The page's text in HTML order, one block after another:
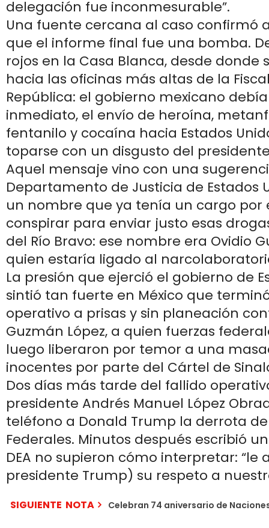
delegación fue inconmesurable”.
Una fuente cercana al caso confirmó
que el informe final fue una bomba.
rojos en la Casa Blanca, desde donde
hacia las oficinas más altas de la
República: el gobierno mexicano
inmediato, el envío de heroína,
fentanilo y cocaína hacia Estados
toparse con un disgusto del
Aquel mensaje vino con una
Departamento de Justicia de Estados
un nombre que ya tenía un cargo por
conspirar para enviar justo esas
del Río Bravo: ese nombre era Ovidio
quien estaría ligado al
La presión que ejerció el gobierno de
sintió tan fuerte en México que
operativo a prisas y sin planeación
Guzmán López, a quien fuerzas
luego liberaron por temor a una
inocentes por parte del Cártel de
Dos días más tarde del fallido
presidente Andrés Manuel López
teléfono a Donald Trump la derrota de
Federales. Minutos después escribió
DEA no supieron cómo interpretar: “le
presidente Trump) su respeto a
SIGUIENTE NOTA Celebran 74 aniversario de